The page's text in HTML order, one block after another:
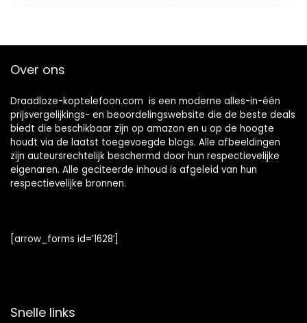
voor oproepen,
twin/mono modus
Ruisonderdrukking,
Over ons
Draadloze-koptelefoon.com is een moderne alles-in-één
prijsvergelijkings- en beoordelingswebsite die de beste deals
biedt die beschikbaar zijn op amazon en u op de hoogte
houdt via de laatst toegevoegde blogs. Alle afbeeldingen
zijn auteursrechtelijk beschermd door hun respectievelijke
eigenaren. Alle geciteerde inhoud is afgeleid van hun
respectievelijke bronnen.
[arrow_forms id=’1628′]
Snelle links